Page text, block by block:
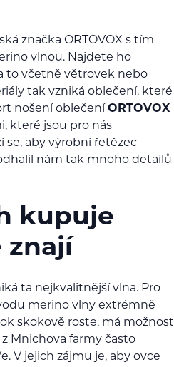
značka ORTOVOX s tím
vlnou. Najdete ho
to včetně větrovek nebo
tak vzniká oblečení, které
nošení oblečení ORTOVOX
které jsou pro nás
se, aby výrobní řetězec
nám tak mnoho detailů
kupuje
znají
ta nejkvalitnější vlna. Pro
merino vlny extrémně
skokově roste, má možnost
Mnichova farmy často
V jejich zájmu je, aby ovce